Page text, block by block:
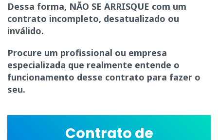
Dessa forma, NÃO SE ARRISQUE com um
contrato incompleto, desatualizado ou
inválido.
Procure um profissional ou empresa
especializada que realmente entende o
funcionamento desse contrato para fazer o
seu.
Contrato de